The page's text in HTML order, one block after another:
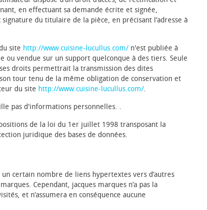
en effectuant sa demande écrite et signée,
du titulaire de la pièce, en précisant l’adresse à
site http://www.cuisine-lucullus.com/ n'est publiée à
ou vendue sur un support quelconque à des tiers. Seule
droits permettrait la transmission des dites
tour tenu de la même obligation de conservation et
du site http://www.cuisine-lucullus.com/.
pas d'informations personnelles. .
de la loi du 1er juillet 1998 transposant la
juridique des bases de données.
certain nombre de liens hypertextes vers d’autres
Cependant, jacques marques n’a pas la
et n’assumera en conséquence aucune